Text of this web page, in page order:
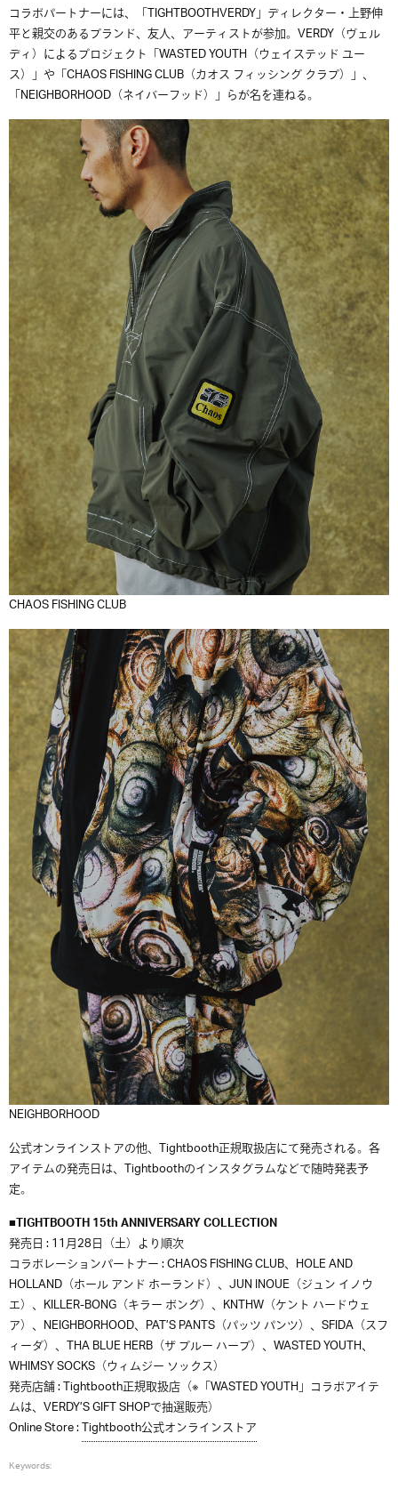
コラボパートナーには、「TIGHTBOOTHVERDY」ディレクター・上野伸
平と親交のあるブランド、友人、アーティストが参加。VERDY（ヴェル
ディ）によるプロジェクト「WASTED YOUTH（ウェイステッド ユー
ス）」や「CHAOS FISHING CLUB（カオス フィッシング クラブ）」、
「NEIGHBORHOOD（ネイバーフッド）」らが名を連ねる。
CHAOS FISHING CLUB
NEIGHBORHOOD
公式オンラインストアの他、Tightbooth正規取扱店にて発売される。各
アイテムの発売日は、Tightboothのインスタグラムなどで随時発表予
定。
■TIGHTBOOTH 15th ANNIVERSARY COLLECTION
発売日 : 11月28日（土）より順次
コラボレーションパートナー : CHAOS FISHING CLUB、HOLE AND
HOLLAND（ホール アンド ホーランド）、JUN INOUE（ジュン イノウ
エ）、KILLER-BONG（キラー ボング）、KNTHW（ケント ハードウェ
ア）、NEIGHBORHOOD、PAT’S PANTS（パッツ パンツ）、SFIDA（スフ
ィーダ）、THA BLUE HERB（ザ ブルー ハーブ）、WASTED YOUTH、
WHIMSY SOCKS（ウィムジー ソックス）
発売店舗 : Tightbooth正規取扱店（※「WASTED YOUTH」コラボアイテ
ムは、VERDY’S GIFT SHOPで抽選販売）
Online Store :Tightbooth公式オンラインストア
Keywords: